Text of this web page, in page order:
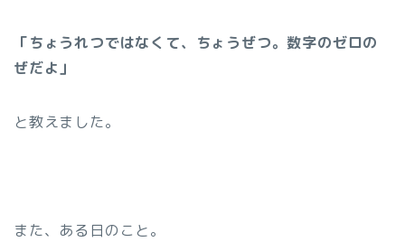
「ちょうれつではなくて、ちょうぜつ。 数字のゼロの
ぜだよ 」
と教えました。
また、ある日のこと。